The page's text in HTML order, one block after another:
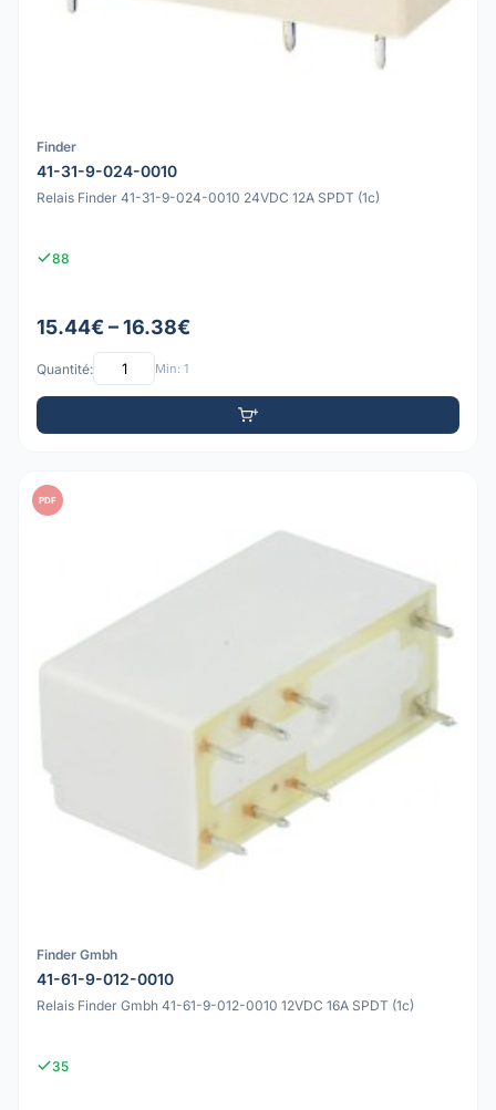
Finder
41-31-9-024-0010
Relais Finder 41-31-9-024-0010 24VDC 12A SPDT (1c)
88
15.44€ – 16.38€
Quantité: Min: 1
PDF
Finder Gmbh
41-61-9-012-0010
Relais Finder Gmbh 41-61-9-012-0010 12VDC 16A SPDT (1c)
35